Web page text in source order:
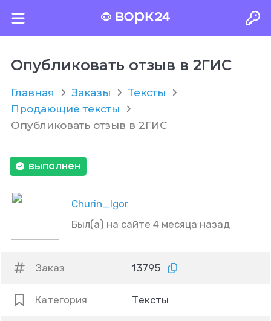
Опубликовать отзыв в 2ГИС
Главная Заказы
Тексты
Продающие тексты
Опубликовать отзыв в 2ГИС
Churin_Igor
Был(а) на сайте 4 месяца назад
выполнен
Заказ 13795
Категория Тексты